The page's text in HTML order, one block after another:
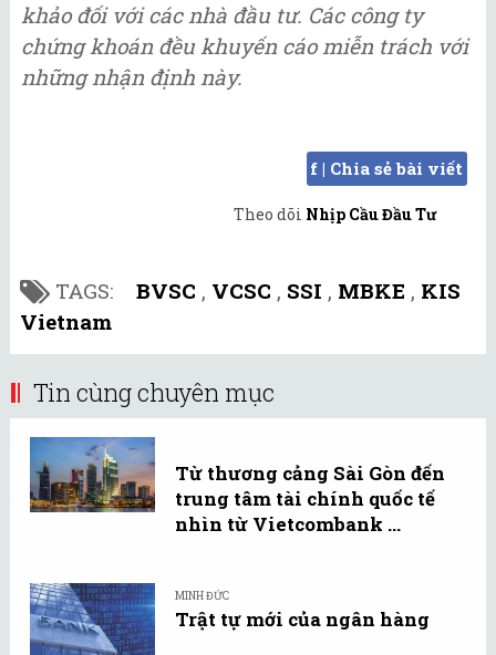
khảo đối với các nhà đầu tư. Các công ty
chứng khoán đều khuyến cáo miễn trách với
những nhận định này.
f | Chia sẻ bài viết
Theo dõi Nhịp Cầu Đầu Tư
TAGS: BVSC , VCSC , SSI , MBKE , KIS
Vietnam
Tin cùng chuyên mục
Từ thương cảng Sài Gòn đến
trung tâm tài chính quốc tế
nhìn từ Vietcombank ...
MINH ĐỨC
Trật tự mới của ngân hàng